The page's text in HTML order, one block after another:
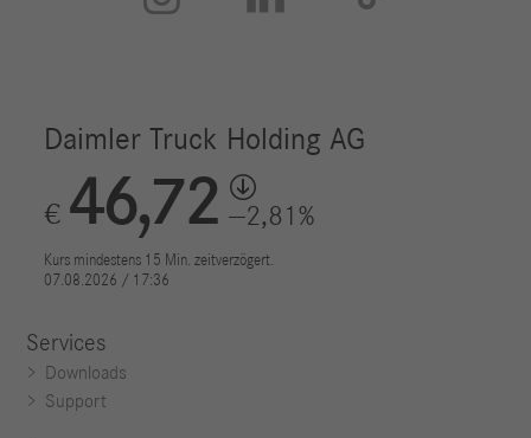
Services
Downloads
Support